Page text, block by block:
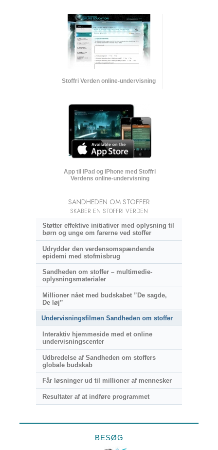
Stoffri Verden online-undervisning
App til iPad og iPhone med Stoffri
Verdens online-undervisning
SANDHEDEN OM STOFFER
SKABER EN STOFFRI VERDEN
Støtter effektive initiativer med oplysning til
børn og unge om farerne ved stoffer
Udrydder den verdensomspændende
epidemi med stofmisbrug
Sandheden om stoffer – multimedie-
oplysningsmaterialer
Millioner nået med budskabet ”De sagde,
De løj”
Undervisningsfilmen Sandheden om stoffer
Interaktiv hjemmeside med et online
undervisningscenter
Udbredelse af Sandheden om stoffers
globale budskab
Får løsninger ud til millioner af mennesker
Resultater af at indføre programmet
BESØG